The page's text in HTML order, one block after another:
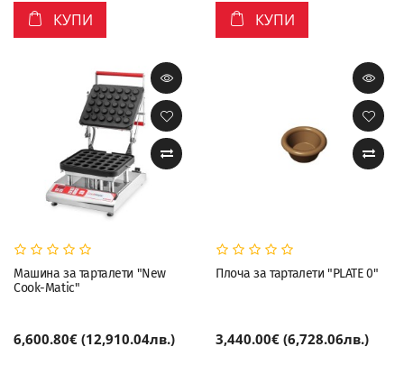
КУПИ КУПИ
Машина за тарталети "New
Cook-Matic"
6,600.80€ (12,910.04лв.)
Плоча за тарталети "PLATE 0"
3,440.00€ (6,728.06лв.)